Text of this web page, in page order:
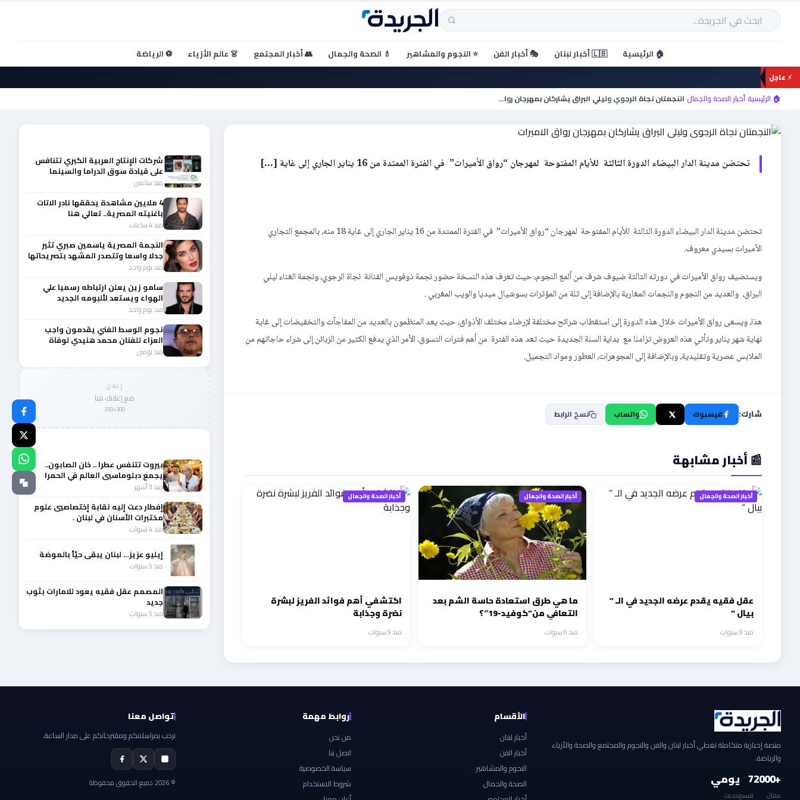
تخطي
المحتوى
بحث
🏠 الرئيسية 🇱🇧 أخبار لبنان 🎭 أخبار الفن ⭐ النجوم والمشاهير 💄 الصحة والجمال 👥 أخبار المجتمع 👗 عالم الأزياء ⚽ الرياضة
⚡ عاجل
🏠 الرئيسية›أخبار الصحة والجمال› النجمتان نجاة الرجوي وليلي البراق يشاركان بمهرجان رواق…
النجمتان نجاة الرجوي وليلي البراق يشاركان بمهرجان رواق
الاميرات
تحتضن مدينة الدار البيضاء الدورة الثالثة للأيام المفتوحة لمهرجان “رواق الأميرات” في الفترة الممتدة من 16 يناير الجاري إلى غاية […]
تحتضن مدينة الدار البيضاء الدورة الثالثة للأيام المفتوحة لمهرجان “رواق الأميرات” في الفترة الممتدة من 16 يناير الجاري إلى غاية 18 منه، بالمجمع التجاري
الأميرات بسيدي معروف.
ويستضيف رواق الأميرات في دورته الثالثة ضيوف شرف من ألمع النجوم، حيث تعرف هذه النسخة حضور نجمة ذوفويس الفنانة نجاة الرجوي، ونجمة الغناء ليلي
البراق، والعديد من النجوم والنجمات المغاربة بالإضافة إلى ثلة من المؤثرات بسوشيال ميديا والويب المغربي .
هذا، ويسعى رواق الأميرات خلال هذه الدورة إلى استقطاب شرائح مختلفة لإرضاء مختلف الأذواق، حيث يعد المنظمون بالعديد من المفاجآت والتخفيضات إلى غاية
نهاية شهر يناير وتأتي هذه العروض تزامنا مع بداية السنة الجديدة حيث تعد هذه الفترة من أهم فترات التسوق، الأمر الذي يدفع الكثير من الزبائن إلى شراء حاجاتهم من
الملابس عصرية وتقليدية، وبالإضافة إلى المجوهرات، العطور ومواد التجميل.
شارك: فيسبوك واتساب نسخ الرابط
📰 أخبار مشابهة
أخبار الصحة والجمال
عقل فقيه يقدم عرضه الجديد في الـ ”
بيال “
منذ 9 سنوات
أخبار الصحة والجمال
ما هي طرق استعادة حاسة الشم بعد
التعافي من”كوفيد-19″؟
منذ 6 سنوات
أخبار الصحة والجمال
اكتشفي أهم فوائد الفريز لبشرة
نضرة وجذابة
منذ 9 سنوات
شركات الإنتاج العربية الكبري تتنافس
على قيادة سوق الدراما والسينما
والصباح في مقدمة المشهد الإقليمي
منذ ساعتين
4 ملايين مشاهدة يحققها نادر الاتات
باغنيته المصرية.. تعالي هنا
منذ 4 ساعات
النجمة المصرية ياسمين صبري تثير
جدلا واسعا وتتصدر المشهد بتصريحاتها
الأخيرة
منذ يوم واحد
سامو زين يعلن ارتباطه رسميا علي
الهواء ويستعد لألبومه الجديد
منذ يوم واحد
نجوم الوسط الفني يقدمون واجب
العزاء للفنان محمد هنيدي لوفاة
شقيقه الأكبر
منذ يومين
إعلان
ضع إعلانك هنا
300×250
بيروت تتنفس عطرا .. خان الصابون..
يجمع دبلوماسيي العالم في الحمرا
منذ 3 أشهر
‎إفطار دعت إليه نقابة إختصاصيي علوم
مختبرات الأسنان في لبنان .
منذ 4 سنوات
إيليو عزيز… لبنان يبقى حيّاً بالموضة
منذ 5 سنوات
المصمم عقل فقيه يعود للامارات بثوب
جديد
منذ 5 سنوات
منصة إخبارية متكاملة تغطي أخبار لبنان والفن والنجوم والمجتمع والصحة والأزياء
والرياضة.
+2000
مقال
7
قسم
يومي
تحديث
الأقسام
أخبار لبنان
أخبار الفن
النجوم والمشاهير
الصحة والجمال
روابط مهمة
من نحن
اتصل بنا
سياسة الخصوصية
شروط الاستخدام
تواصل معنا
نرحب بمراسلاتكم ومقترحاتكم على مدار الساعة.
© 2026 جميع الحقوق محفوظة